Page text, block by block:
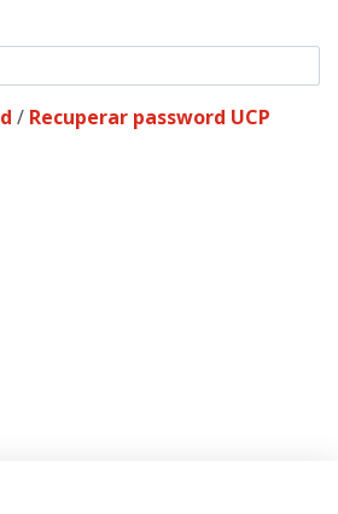
/ Recuperar password UCP